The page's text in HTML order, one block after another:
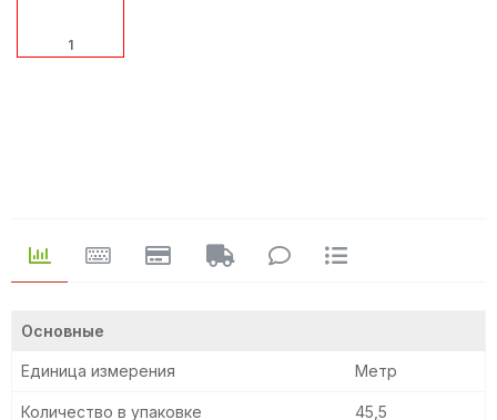
Основные
Единица измерения Метр
Количество в упаковке 45,5
1